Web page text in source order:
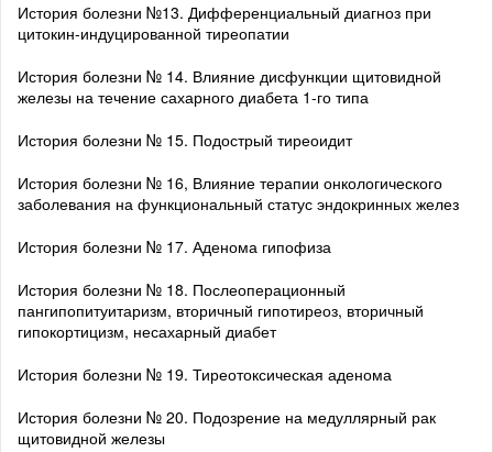
История болезни №13. Дифференциальный диагноз при
цитокин-индуцированной тиреопатии
История болезни № 14. Влияние дисфункции щитовидной
железы на течение сахарного диабета 1-го типа
История болезни № 15. Подострый тиреоидит
История болезни № 16, Влияние терапии онкологического
заболевания на функциональный статус эндокринных желез
История болезни № 17. Аденома гипофиза
История болезни № 18. Послеоперационный
пангипопитуитаризм, вторичный гипотиреоз, вторичный
гипокортицизм, несахарный диабет
История болезни № 19. Тиреотоксическая аденома
История болезни № 20. Подозрение на медуллярный рак
щитовидной железы